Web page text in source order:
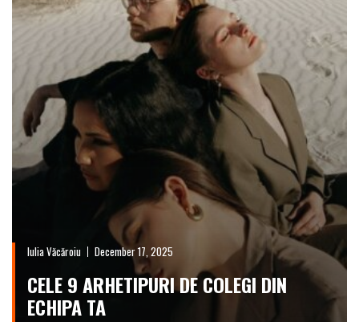
Iulia Văcăroiu December 17, 2025
CELE 9 ARHETIPURI DE COLEGI DIN
ECHIPA TA